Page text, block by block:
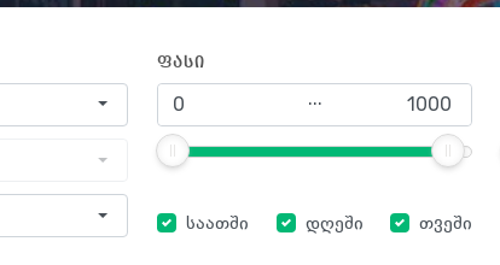
ფასი
...
საათში დღეში თვეში